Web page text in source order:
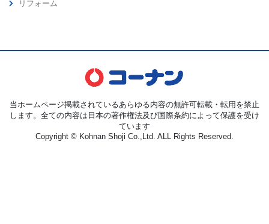
リフォーム
当ホームページ掲載されているあらゆる内容の無許可転載・転用を禁止
します。全ての内容は日本の著作権法及び国際条約によって保護を受け
ています
Copyright © Kohnan Shoji Co.,Ltd. ALL Rights Reserved.